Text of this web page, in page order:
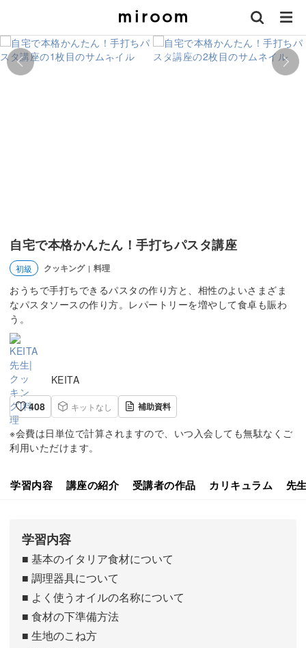
自宅で本格かんたん！手打ちパスタ講座
初級 クッキング | 料理
おうちで手打ちできるパスタの作り方と、相性のよいさまざま
なパスタソースの作り方。レパートリーを増やして食卓も賑わ
う。
KEITA
408
キットなし 補助資料
※会費は日単位で計算されますので、いつ入会しても無駄なくご
利用いただけます。
学習内容 講座の紹介 受講者の作品 カリキュラム 先
学習内容
■ 基本のイタリア食材について
■ 調理器具について
■ よく使うオイルの名称について
■ 食材の下準備方法
■ 生地のこね方